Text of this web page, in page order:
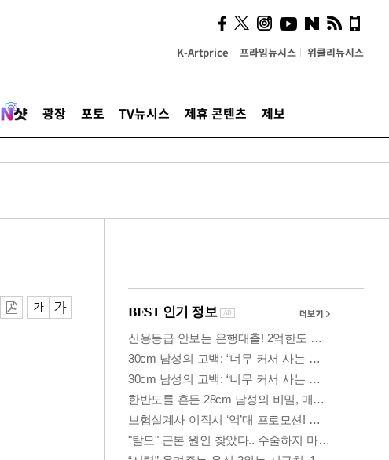
K-Artprice 프라임뉴시스 위클리뉴시스
광장 포토 TV뉴시스 제휴 콘텐츠 제보
시, 스마트폰 액세서리에
NFC 더했다